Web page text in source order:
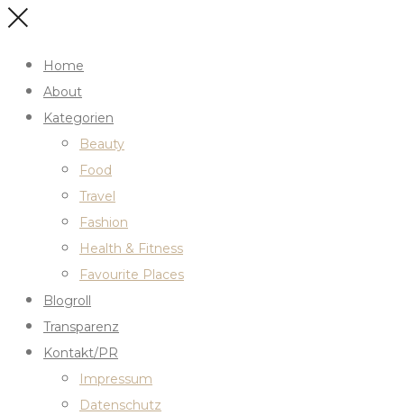
Home
About
Kategorien
Beauty
Food
Travel
Fashion
Health & Fitness
Favourite Places
Blogroll
Transparenz
Kontakt/PR
Impressum
Datenschutz